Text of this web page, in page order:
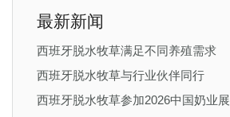
最新新闻
西班牙脱水牧草满足不同养殖需求
西班牙脱水牧草与行业伙伴同行
西班牙脱水牧草参加2026中国奶业展